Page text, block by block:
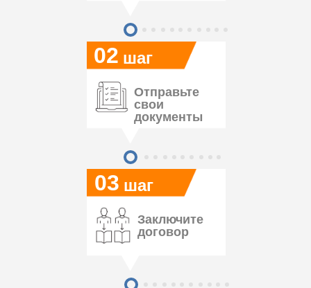
03
02 шаг
шаг
Отправьте
свои
документы
Заключите
договор